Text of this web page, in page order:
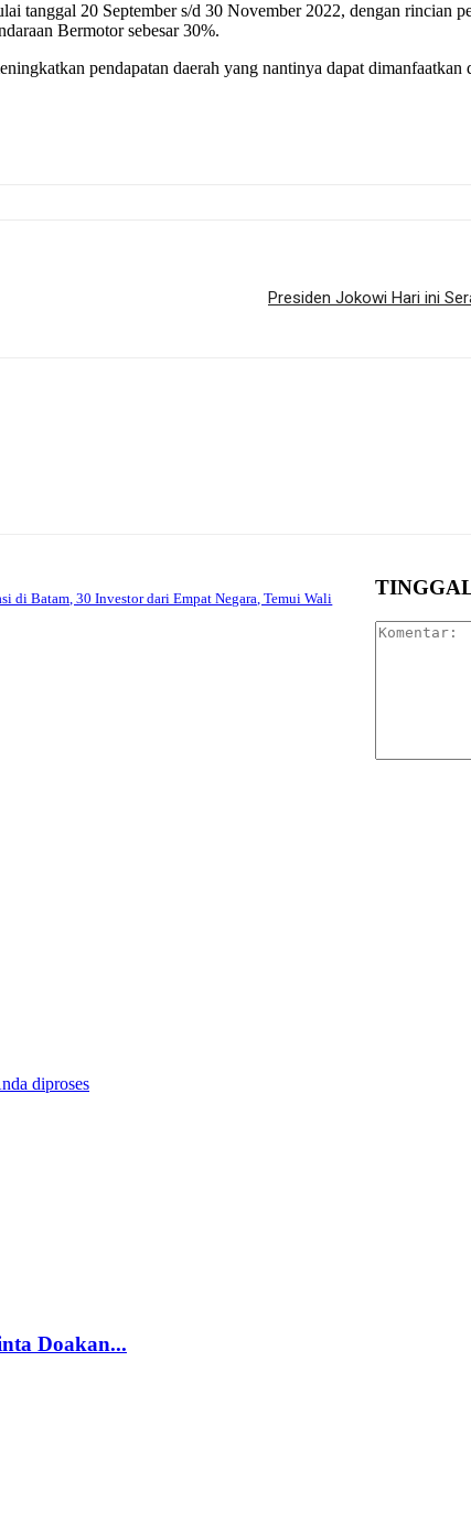
tanggal 20 September s/d 30 November 2022, dengan rincian
Bermotor sebesar 30%.
pendapatan daerah yang nantinya dapat
Presiden Jokowi Hari ini
di Batam, 30 Investor dari Empat Negara, Temui Wali
diproses
Doakan...